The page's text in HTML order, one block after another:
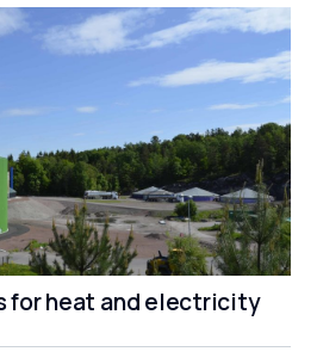
for heat and electricity